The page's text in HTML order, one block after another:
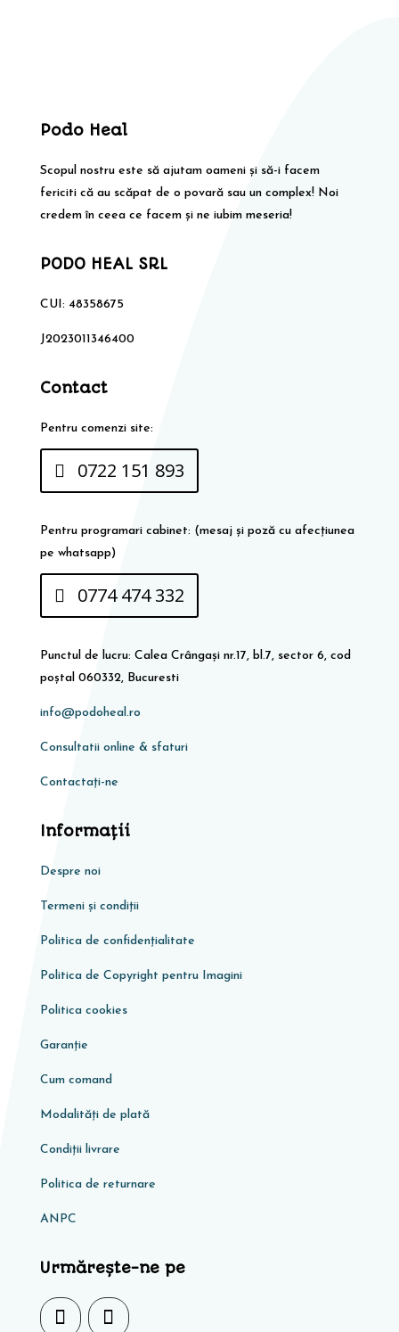
Podo Heal
Scopul nostru este să ajutam oameni și să-i facem
fericiti că au scăpat de o povară sau un complex! Noi
credem în ceea ce facem și ne iubim meseria!
PODO HEAL SRL
CUI: 48358675
J2023011346400
Contact
Pentru comenzi site:
0722 151 893
Pentru programari cabinet: (mesaj și poză cu afecțiunea
pe whatsapp)
0774 474 332
Punctul de lucru: Calea Crângași nr.17, bl.7, sector 6, cod
poștal 060332, Bucuresti
info@podoheal.ro
Consultatii online & sfaturi
Contactați-ne
Informaţii
Despre noi
Termeni și condiții
Politica de confidențialitate
Politica de Copyright pentru Imagini
Politica cookies
Garanţie
Cum comand
Modalități de plată
Condiţii livrare
Politica de returnare
ANPC
Urmărește-ne pe